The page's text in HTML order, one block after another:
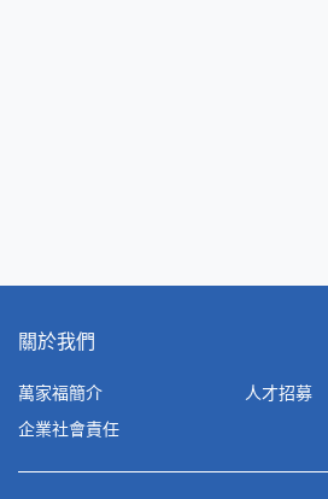
關於我們
萬家福簡介
人才招募
企業社會責任